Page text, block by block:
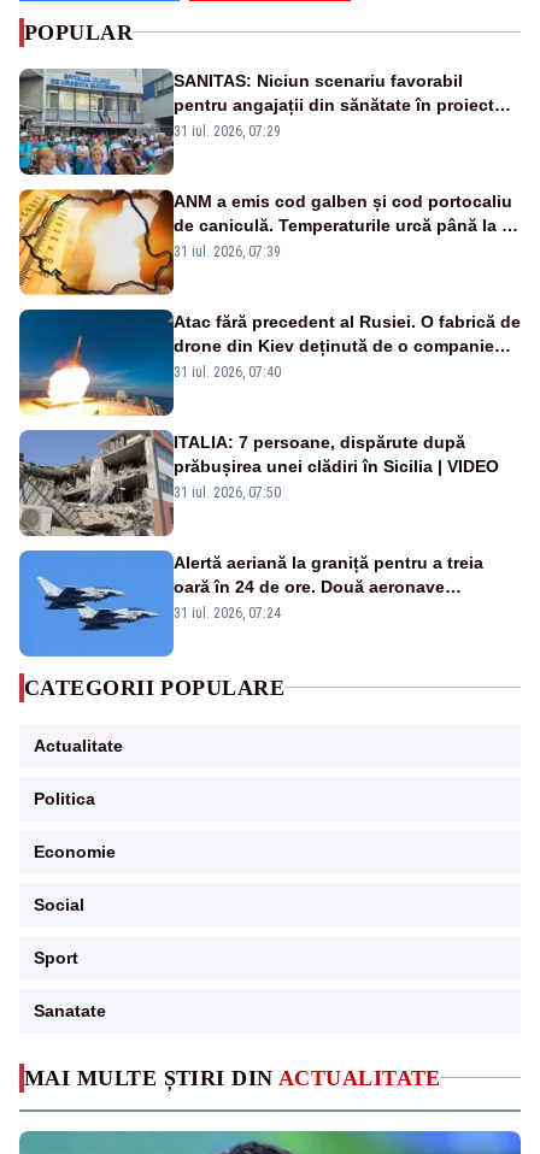
MAI MULTE ȘTIRI DIN ACTUALITATE
POPULAR
SANITAS: Niciun scenariu favorabil
pentru angajații din sănătate în proiectul
Legii salarizării
31 iul. 2026, 07:29
ANM a emis cod galben și cod portocaliu
de caniculă. Temperaturile urcă până la 38
de grade, iar nopțile devin tropicale
31 iul. 2026, 07:39
Atac fără precedent al Rusiei. O fabrică de
drone din Kiev deținută de o companie
americană, distrusă de o rachetă
31 iul. 2026, 07:40
ITALIA: 7 persoane, dispărute după
prăbușirea unei clădiri în Sicilia | VIDEO
31 iul. 2026, 07:50
Alertă aeriană la graniță pentru a treia
oară în 24 de ore. Două aeronave
Eurofighter britanice au fost ridicate de la
31 iul. 2026, 07:24
CATEGORII POPULARE
Actualitate
Politica
Economie
Social
Sport
Sanatate